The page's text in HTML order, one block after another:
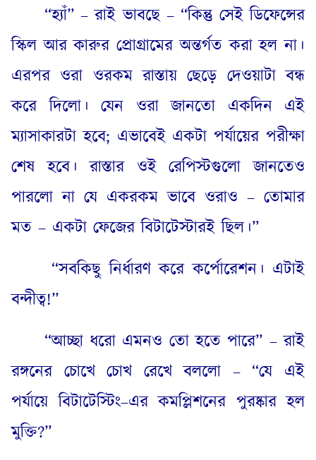
“হ্যাঁ” – রাই ভাবছে – “কিন্তু সেই ডিফেন্সের
স্কিল আর কারুর প্রোগ্রামের অন্তর্গত করা হল না।
এরপর ওরা ওরকম রাস্তায় ছেড়ে দেওয়াটা বন্ধ
করে দিলো। যেন ওরা জানতো একদিন এই
ম্যাসাকারটা হবে; এভাবেই একটা পর্যায়ের পরীক্ষা
শেষ হবে। রাস্তার ওই রেপিস্টগুলো জানতেও
পারলো না যে একরকম ভাবে ওরাও – তোমার
মত – একটা ফেজের বিটাটেস্টারই ছিল।”
“সবকিছু নির্ধারণ করে কর্পোরেশন। এটাই
বন্দীত্ব!”
“আচ্ছা ধরো এমনও তো হতে পারে” – রাই
রঙ্গনের চোখে চোখ রেখে বললো – “যে এই
পর্যায়ে বিটাটেস্টিং–এর কমপ্লিশনের পুরষ্কার হল
মুক্তি?”